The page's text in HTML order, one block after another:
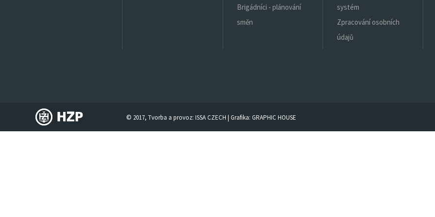
Brigádníci - plánování
směn
systém
Zpracování osobních
údajů
© 2017, Tvorba a provoz:ISSA CZECH | Grafika:GRAPHIC HOUSE